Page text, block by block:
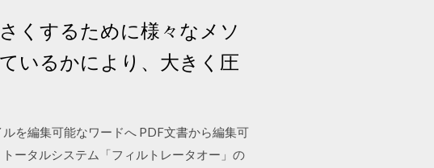
くするために様々なメソ
いるかにより、大きく圧
を編集可能なワードへ PDF文書から編集可
ータルシステム「フィルトレータオー」の